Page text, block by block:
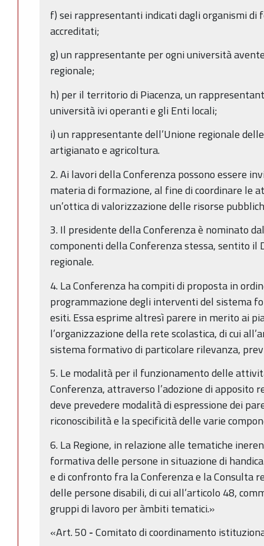
f) sei rappresentanti indicati dagli organismi di
accreditati;
g) un rappresentante per ogni università
regionale;
h) per il territorio di Piacenza, un
università ivi operanti e gli Enti locali;
i) un rappresentante dell’Unione regionale
artigianato e agricoltura.
2. Ai lavori della Conferenza possono essere
materia di formazione, al fine di coordinare le
un’ottica di valorizzazione delle risorse
3. Il presidente della Conferenza è nominato
componenti della Conferenza stessa, sentito il
regionale.
4. La Conferenza ha compiti di proposta in
programmazione degli interventi del sistema
esiti. Essa esprime altresì parere in merito ai
l’organizzazione della rete scolastica, di cui
sistema formativo di particolare rilevanza,
5. Le modalità per il funzionamento delle
Conferenza, attraverso l’adozione di apposito
deve prevedere modalità di espressione dei
riconoscibilità e la specificità delle varie
6. La Regione, in relazione alle tematiche
formativa delle persone in situazione di
e di confronto fra la Conferenza e la Consulta
delle persone disabili, di cui all’articolo 48,
gruppi di lavoro per àmbiti tematici.»
«Art. 50 -Comitato di coordinamento